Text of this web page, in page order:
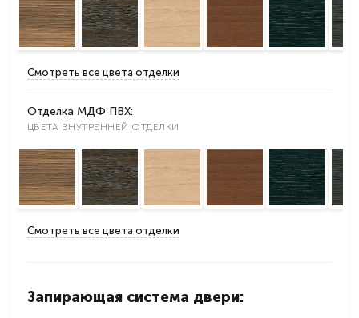
Смотреть все цвета отделки
Отделка МДФ ПВХ:
ЦВЕТА ВНУТРЕННЕЙ ОТДЕЛКИ
Смотреть все цвета отделки
Запирающая система двери: